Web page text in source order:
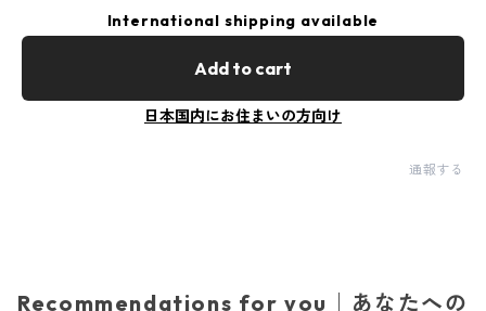
International shipping available
Add to cart
日本国内にお住まいの方向け
通報する
Recommendations for you｜あなたへの